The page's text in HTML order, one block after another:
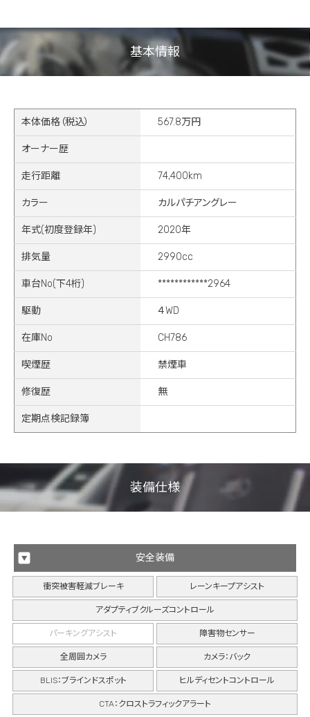
基本情報
本体価格（税込） 567.8万円
オーナー歴
走行距離 74,400km
カラー カルパチアングレー
年式(初度登録年) 2020年
排気量 2990cc
車台No(下4桁) ************2964
駆動 ４WD
在庫No CH786
喫煙歴 禁煙車
修復歴 無
定期点検記録簿
装備仕様
安全装備
衝突被害軽減ブレーキ
アダプティブクルーズコントロール
レーンキープアシスト
パーキングアシスト 障害物センサー
全周囲カメラ カメラ：バック
BLIS：ブラインドスポット
CTA：クロストラフィックアラート
ヒルディセントコントロール